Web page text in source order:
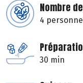
Nombre
4
30 min